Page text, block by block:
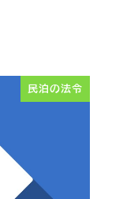
民泊の法令